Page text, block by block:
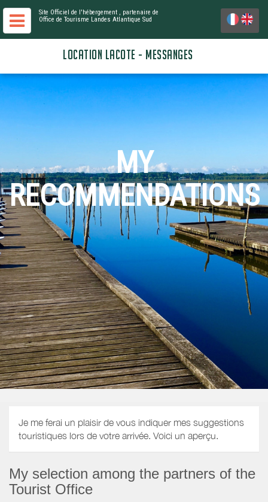
Site Officiel de l'hébergement , partenaire de
Office de Tourisme Landes Atlantique Sud
LOCATION LACOTE - MESSANGES
MY
RECOMMENDATIONS
Je me ferai un plaisir de vous indiquer mes suggestions
touristiques lors de votre arrivée. Voici un aperçu.
My selection among the partners of the
Tourist Office